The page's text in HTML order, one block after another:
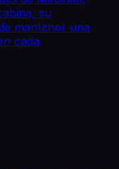
su
mantener una
cada